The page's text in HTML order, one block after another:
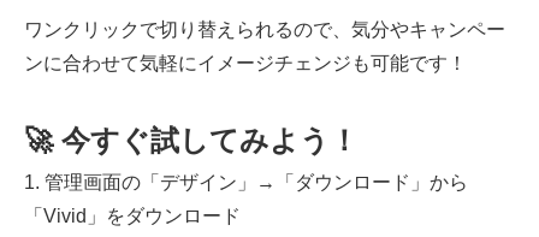
ワンクリックで切り替えられるので、気分やキャンペー
ンに合わせて気軽にイメージチェンジも可能です！
🚀 今すぐ試してみよう！
1. 管理画面の「デザイン」→「ダウンロード」から
「Vivid」をダウンロード